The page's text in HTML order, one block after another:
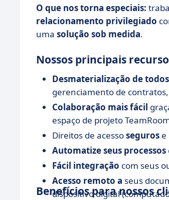
O que nos torna especiais:
relacionamento privilegiado
uma solução sob medida.
Nossos principais
Desmaterialização de
gerenciamento de
Colaboração mais fácil
espaço de projeto
Direitos de acessoseguros e
Automatize seus processos
Fácil integração com seus
Acesso remoto a seus
dispositivo digital
Benefícios para nossos